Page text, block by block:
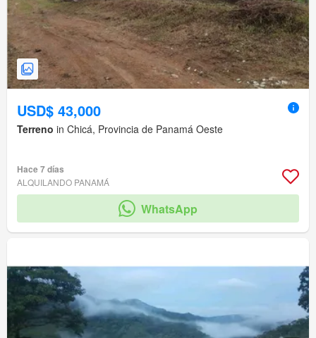
USD$ 43,000
Terreno in Chicá, Provincia de Panamá Oeste
Hace 7 días
ALQUILANDO PANAMÁ
WhatsApp